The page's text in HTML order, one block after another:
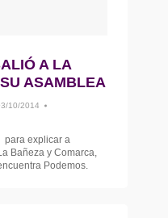
A LA
ASAMBLEA
10/2014
para explicar a
Bañeza y Comarca,
Podemos.